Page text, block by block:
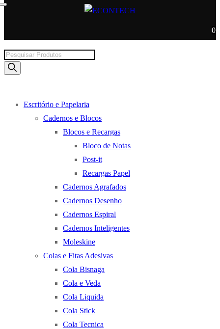
0
Products
search
Escritório e Papelaria
Cadernos e Blocos
Blocos e Recargas
Bloco de Notas
Post-it
Recargas Papel
Cadernos Agrafados
Cadernos Desenho
Cadernos Espiral
Cadernos Inteligentes
Moleskine
Colas e Fitas Adesivas
Cola Bisnaga
Cola e Veda
Cola Liquida
Cola Stick
Cola Tecnica